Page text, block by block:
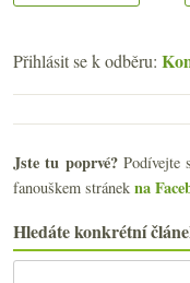
Přihlásit se k odběru:
Jste tu poprvé?Podívejte
fanouškem stránek na
Hledáte konkrétní